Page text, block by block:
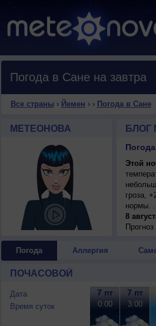
Погода в Сане на завтра
Все страны › Йемен › › Погода в Сане
МЕТЕОНОВА БЛОГ
Этой
гроза,
нормы. .
8
Погода Аллергия
ПОЧАСОВОЙ
Дата
Время суток
7 пт
0:00
7 пт
3:00